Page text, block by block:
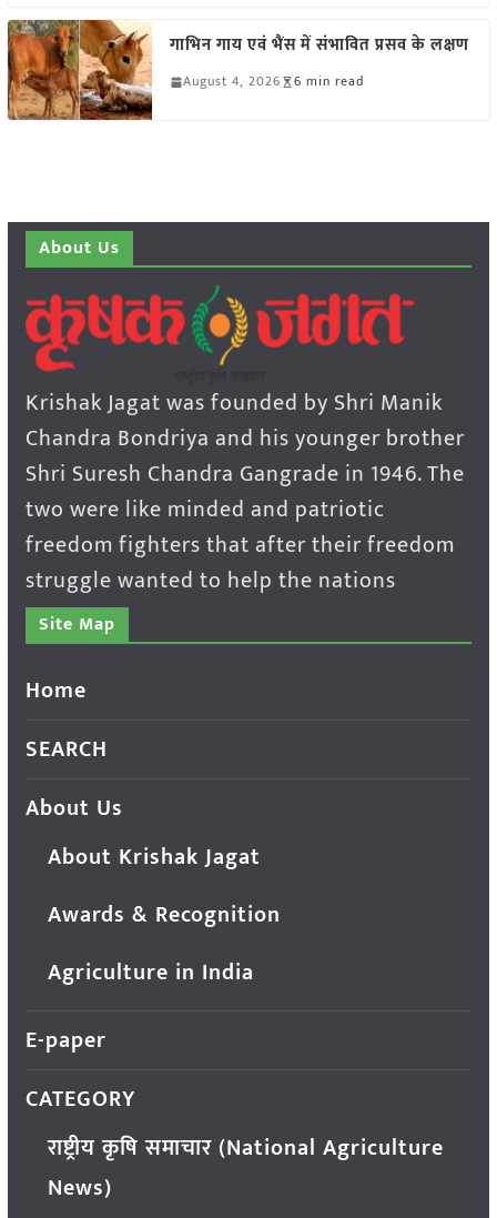
गाभिन गाय एवं भैंस में संभावित प्रसव के लक्षण
August 4, 2026 6 min read
About Us
Krishak Jagat was founded by Shri Manik
Chandra Bondriya and his younger brother
Shri Suresh Chandra Gangrade in 1946. The
two were like minded and patriotic
freedom fighters that after their freedom
struggle wanted to help the nations
Site Map
Home
SEARCH
About Us
About Krishak Jagat
Awards & Recognition
Agriculture in India
E-paper
CATEGORY
राष्ट्रीय कृषि समाचार (National Agriculture
News)